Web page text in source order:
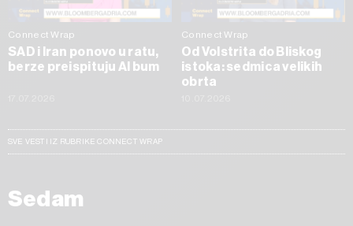
Connect Wrap
SAD i Iran ponovo u ratu,
berze preispituju AI bum
Connect Wrap
Od Volstrita do Bliskog
istoka: sedmica velikih
obrta
SVE VESTI IZ RUBRIKE CONNECT WRAP
Sedam